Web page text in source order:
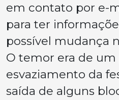
em contato por e-
para ter
possível mudança
O temor era de um
esvaziamento da
saída de alguns